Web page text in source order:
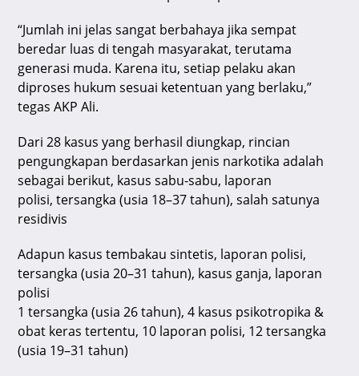
“Jumlah ini jelas sangat berbahaya jika sempat
beredar luas di tengah masyarakat, terutama
generasi muda. Karena itu, setiap pelaku akan
diproses hukum sesuai ketentuan yang berlaku,”
tegas AKP Ali.
Dari 28 kasus yang berhasil diungkap, rincian
pengungkapan berdasarkan jenis narkotika adalah
sebagai berikut, kasus sabu-sabu, laporan
polisi, tersangka (usia 18–37 tahun), salah satunya
residivis
Adapun kasus tembakau sintetis, laporan polisi,
tersangka (usia 20–31 tahun), kasus ganja, laporan
polisi
1 tersangka (usia 26 tahun), 4 kasus psikotropika &
obat keras tertentu, 10 laporan polisi, 12 tersangka
(usia 19–31 tahun)